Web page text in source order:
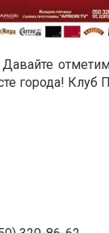
города! Клуб